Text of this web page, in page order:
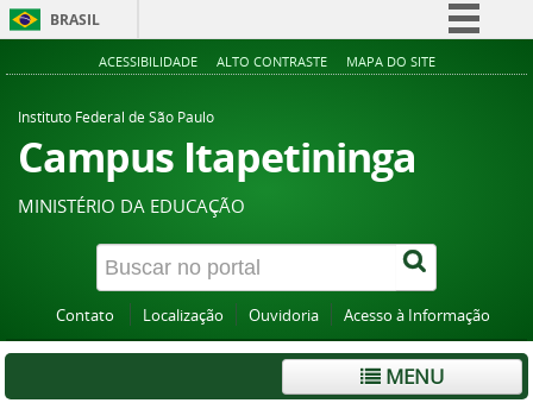
BRASIL
Simplifique!
Acesso à informação
Canais
ACESSIBILIDADE ALTO CONTRASTE MAPA DO SITE
Instituto Federal de São Paulo
Campus Itapetininga
MINISTÉRIO DA EDUCAÇÃO
Contato Localização Ouvidoria Acesso à Informação
MENU